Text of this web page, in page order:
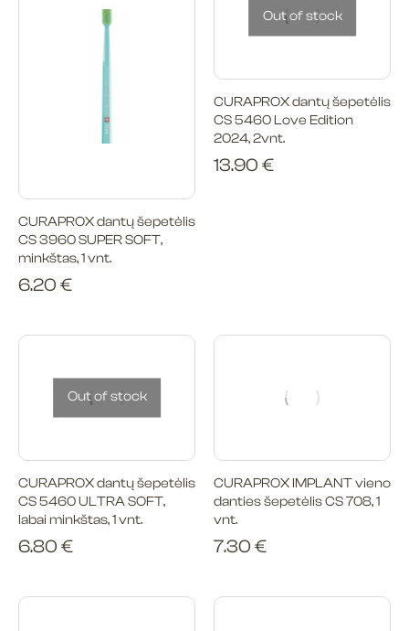
CURAPROX dantų šepetėlis
CS 3960 SUPER SOFT,
minkštas, 1 vnt.
6.20 €
Out of stock
CURAPROX dantų šepetėlis
CS 5460 Love Edition
2024, 2vnt.
13.90 €
Out of stock
CURAPROX dantų šepetėlis
CS 5460 ULTRA SOFT,
labai minkštas, 1 vnt.
6.80 €
CURAPROX IMPLANT vieno
danties šepetėlis CS 708, 1
vnt.
7.30 €